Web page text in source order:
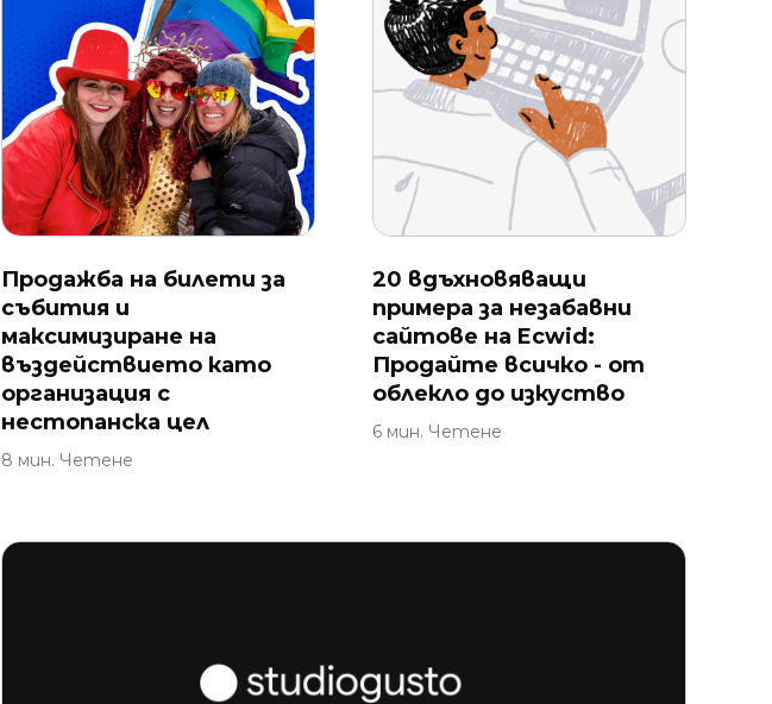
Продажба на билети за
събития и
максимизиране на
въздействието като
организация с
нестопанска цел
8 мин. Четене
20 вдъхновяващи
примера за незабавни
сайтове на Ecwid:
Продайте всичко - от
облекло до изкуство
6 мин. Четене